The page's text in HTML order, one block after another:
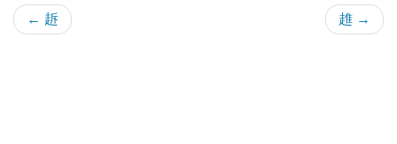
← 䞣 趡 →